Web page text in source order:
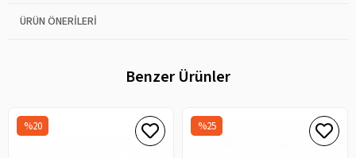
ÜRÜN ÖNERILERI
Benzer Ürünler
%20 %25